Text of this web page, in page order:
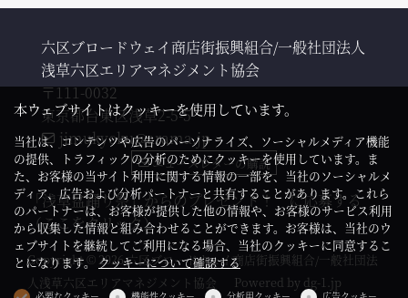
六区ブロードウェイ商店街振興組合/一般社団法人
浅草六区エリアマネジメント協会
〒111-0032
東京都台東区浅草2-5-5
jimukyoku@arama.jp
ニュースレターの購読
「浅草盆踊り祭」からのプレゼント！ に応募する
（ここをクリック）
Copyright © 2026 六区ブロードウェイ商店街振興組合/一般社団法
人浅草六区エリアマネジメント協会
Powered by dg-1.jp
本ウェブサイトはクッキーを使用しています。
当社は、コンテンツや広告のパーソナライズ、ソーシャルメディア機能
の提供、トラフィックの分析のためにクッキーを使用しています。ま
た、お客様の当サイト利用に関する情報の一部を、当社のソーシャルメ
ディア、広告および分析パートナーと共有することがあります。これら
のパートナーは、お客様が提供した他の情報や、お客様のサービス利用
から収集した情報と組み合わせることができます。お客様は、当社のウ
ェブサイトを継続してご利用になる場合、当社のクッキーに同意するこ
とになります。 クッキーについて確認する